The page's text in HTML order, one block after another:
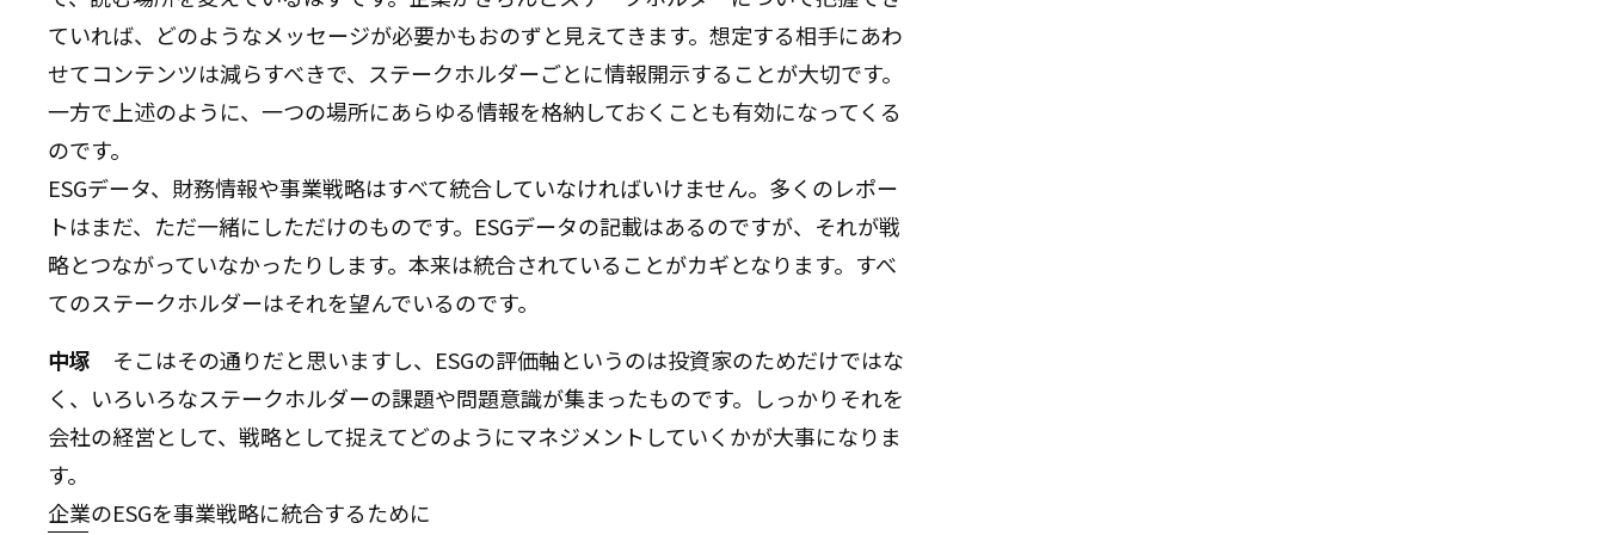
ていれば、どのようなメッセージが必要かもおのずと見えてきます。想定する相手にあわ
せてコンテンツは減らすべきで、ステークホルダーごとに情報開示することが大切です。
一方で上述のように、一つの場所にあらゆる情報を格納しておくことも有効になってくる
のです。
ESGデータ、財務情報や事業戦略はすべて統合していなければいけません。多くのレポー
トはまだ、ただ一緒にしただけのものです。ESGデータの記載はあるのですが、それが戦
略とつながっていなかったりします。本来は統合されていることがカギとなります。すべ
てのステークホルダーはそれを望んでいるのです。
中塚 そこはその通りだと思いますし、ESGの評価軸というのは投資家のためだけではな
く、いろいろなステークホルダーの課題や問題意識が集まったものです。しっかりそれを
会社の経営として、戦略として捉えてどのようにマネジメントしていくかが大事になりま
す。
企業のESGを事業戦略に統合するために